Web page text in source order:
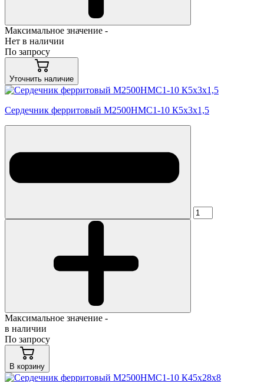
Максимальное значение -
Нет в наличии
По запросу
Уточнить наличие
Сердечник ферритовый М2500НМС1-10 К5х3х1,5
Максимальное значение -
в наличии
По запросу
В корзину